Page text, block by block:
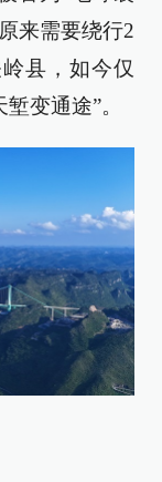
来需要绕行2
县，如今仅
变通途”。